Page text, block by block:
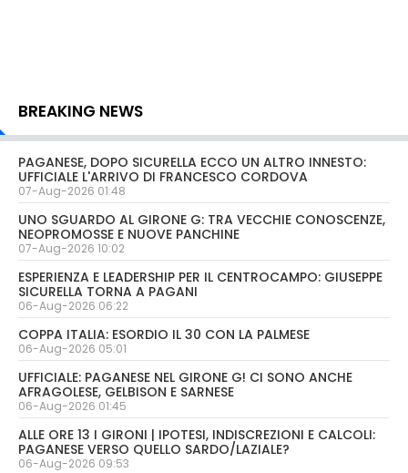
BREAKING NEWS
PAGANESE, DOPO SICURELLA ECCO UN ALTRO INNESTO:
UFFICIALE L'ARRIVO DI FRANCESCO CORDOVA
07-Aug-2026 01:48
UNO SGUARDO AL GIRONE G: TRA VECCHIE CONOSCENZE,
NEOPROMOSSE E NUOVE PANCHINE
07-Aug-2026 10:02
ESPERIENZA E LEADERSHIP PER IL CENTROCAMPO: GIUSEPPE
SICURELLA TORNA A PAGANI
06-Aug-2026 06:22
COPPA ITALIA: ESORDIO IL 30 CON LA PALMESE
06-Aug-2026 05:01
UFFICIALE: PAGANESE NEL GIRONE G! CI SONO ANCHE
AFRAGOLESE, GELBISON E SARNESE
06-Aug-2026 01:45
ALLE ORE 13 I GIRONI | IPOTESI, INDISCREZIONI E CALCOLI:
PAGANESE VERSO QUELLO SARDO/LAZIALE?
06-Aug-2026 09:53